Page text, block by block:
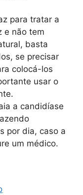
para tratar a
e não tem
basta
se precisar
colocá-los
usar o
a candidíase
por dia, caso a
um médico.